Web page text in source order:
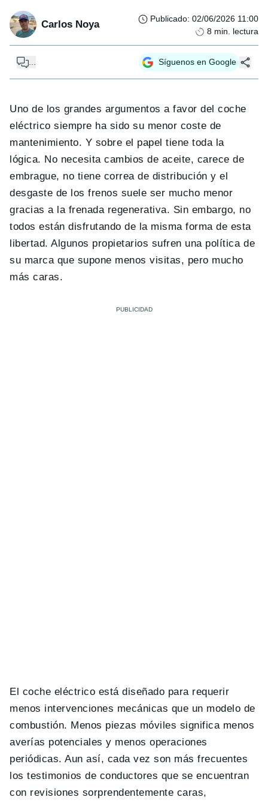
Carlos Noya Publicado: 02/06/2026 11:00
8 min. lectura
... Síguenos en Google
Uno de los grandes argumentos a favor del coche
eléctrico siempre ha sido su menor coste de
mantenimiento. Y sobre el papel tiene toda la
lógica. No necesita cambios de aceite, carece de
embrague, no tiene correa de distribución y el
desgaste de los frenos suele ser mucho menor
gracias a la frenada regenerativa. Sin embargo, no
todos están disfrutando de la misma forma de esta
libertad. Algunos propietarios sufren una política de
su marca que supone menos visitas, pero mucho
más caras.
El coche eléctrico está diseñado para requerir
menos intervenciones mecánicas que un modelo de
combustión. Menos piezas móviles significa menos
averías potenciales y menos operaciones
periódicas. Aun así, cada vez son más frecuentes
los testimonios de conductores que se encuentran
con revisiones sorprendentemente caras,